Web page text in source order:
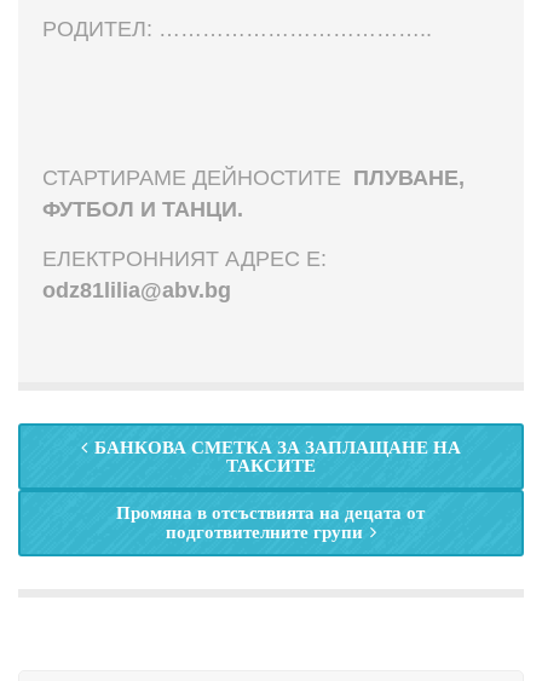
РОДИТЕЛ: ………………………………..
СТАРТИРАМЕ ДЕЙНОСТИТЕ ПЛУВАНЕ,
ФУТБОЛ И ТАНЦИ.
ЕЛЕКТРОННИЯТ АДРЕС Е:
odz81lilia@abv.bg
БАНКОВА СМЕТКА ЗА ЗАПЛАЩАНЕ НА
ТАКСИТЕ
Промяна в отсъствията на децата от
подготвителните групи